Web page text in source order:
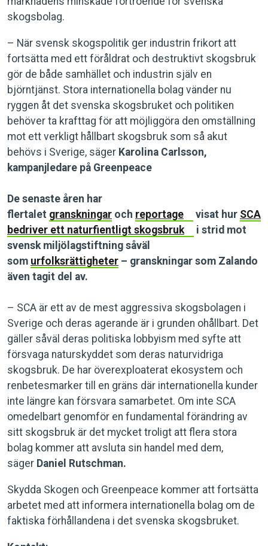
skogsbolag.
– När svensk skogspolitik ger industrin frikort att
fortsätta med ett föråldrat och destruktivt skogsbruk
gör de både samhället och industrin själv en
björntjänst. Stora internationella bolag vänder nu
ryggen åt det svenska skogsbruket och politiken
behöver ta krafttag för att möjliggöra den omställning
mot ett verkligt hållbart skogsbruk som så akut
behövs i Sverige, säger Karolina Carlsson,
kampanjledare på Greenpeace
De senaste åren har
flertalet granskningar och reportage visat hur SCA
bedriver ett naturfientligt skogsbruk
i strid mot
svensk miljölagstiftning såväl
som urfolksrättigheter – granskningar som Zalando
även tagit del av.
– SCA är ett av de mest aggressiva skogsbolagen i
Sverige och deras agerande är i grunden ohållbart. Det
gäller såväl deras politiska lobbyism med syfte att
försvaga naturskyddet som deras naturvidriga
skogsbruk. De har överexploaterat ekosystem och
renbetesmarker till en gräns där internationella kunder
inte längre kan försvara samarbetet. Om inte SCA
omedelbart genomför en fundamental förändring av
sitt skogsbruk är det mycket troligt att flera stora
bolag kommer att avsluta sin handel med dem,
säger Daniel Rutschman.
Skydda Skogen och Greenpeace kommer att fortsätta
arbetet med att informera internationella bolag om de
faktiska förhållandena i det svenska skogsbruket.